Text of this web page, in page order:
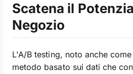
Scatena il
Negozio
L'A/B testing, noto anche
metodo basato sui dati che